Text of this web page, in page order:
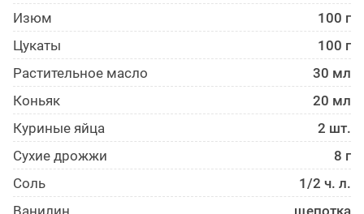
Изюм
100 г
Цукаты
100 г
Растительное масло
30 мл
Коньяк
20 мл
Куриные яйца
2 шт.
Сухие дрожжи
8 г
Соль
1/2 ч. л.